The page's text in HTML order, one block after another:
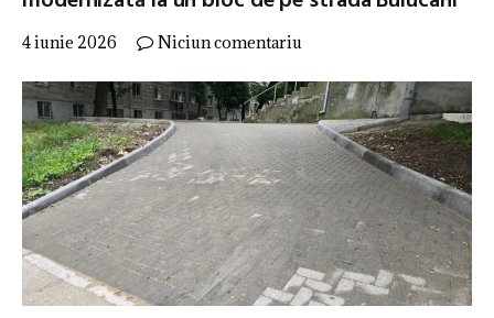
4 iunie 2026 Niciun comentariu